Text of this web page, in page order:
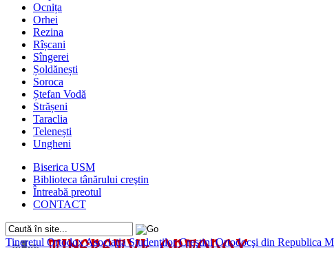
Ocnița
Orhei
Rezina
Rîșcani
Sîngerei
Șoldănești
Soroca
Ștefan Vodă
Strășeni
Taraclia
Telenești
Ungheni
Biserica USM
Biblioteca tânărului creştin
Întreabă preotul
CONTACT
Tineretul OrtodoxAsociaţia Studenţilor Creştini Ortodocşi din Republica